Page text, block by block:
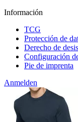
Información
TCG
Protección de
Derecho de
Configuración
Pie de imprenta
Anmelden